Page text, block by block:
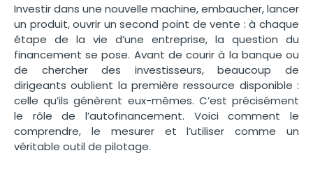
Investir dans une nouvelle machine, embaucher, lancer
un produit, ouvrir un second point de vente : à chaque
étape de la vie d’une entreprise, la question du
financement se pose. Avant de courir à la banque ou
de chercher des investisseurs, beaucoup de
dirigeants oublient la première ressource disponible :
celle qu’ils génèrent eux-mêmes. C’est précisément
le rôle de l’autofinancement. Voici comment le
comprendre, le mesurer et l’utiliser comme un
véritable outil de pilotage.